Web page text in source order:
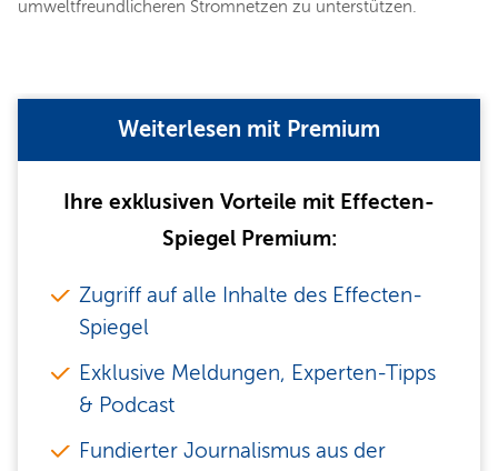
umweltfreundlicheren Stromnetzen zu unterstützen.
Weiterlesen mit Premium
Ihre exklusiven Vorteile mit Effecten-
Spiegel Premium:
Zugriff auf alle Inhalte des Effecten-
Spiegel
Exklusive Meldungen, Experten-Tipps
& Podcast
Fundierter Journalismus aus der